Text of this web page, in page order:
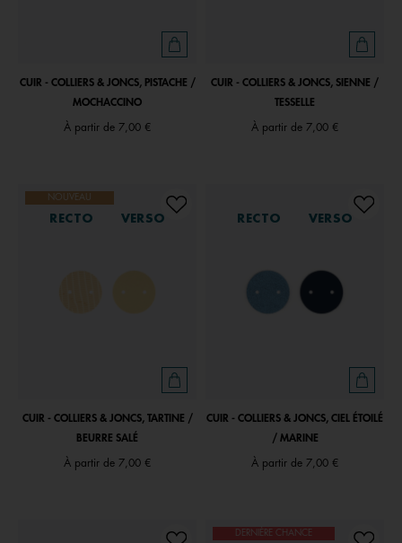
CUIR - COLLIERS & JONCS, PISTACHE /
MOCHACCINO
À partir de 7,00 €
CUIR - COLLIERS & JONCS, SIENNE /
TESSELLE
À partir de 7,00 €
NOUVEAU
RECTO VERSO
CUIR - COLLIERS & JONCS, TARTINE /
BEURRE SALÉ
À partir de 7,00 €
RECTO VERSO
CUIR - COLLIERS & JONCS, CIEL ÉTOILÉ
/ MARINE
À partir de 7,00 €
DERNIÈRE CHANCE